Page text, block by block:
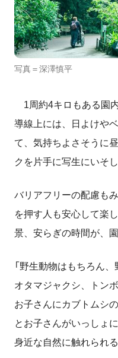
写真＝深澤慎平
1周約4キロもある園
導線上には、日よけや
て、気持ちよさそうに
クを片手に写生にいそ
バリアフリーの配慮も
を押す人も安心して楽
景、安らぎの時間が、
「野生動物はもちろん
オタマジャクシ、トン
お子さんにカブトムシ
とお子さんがいっしょ
身近な自然に触れられる